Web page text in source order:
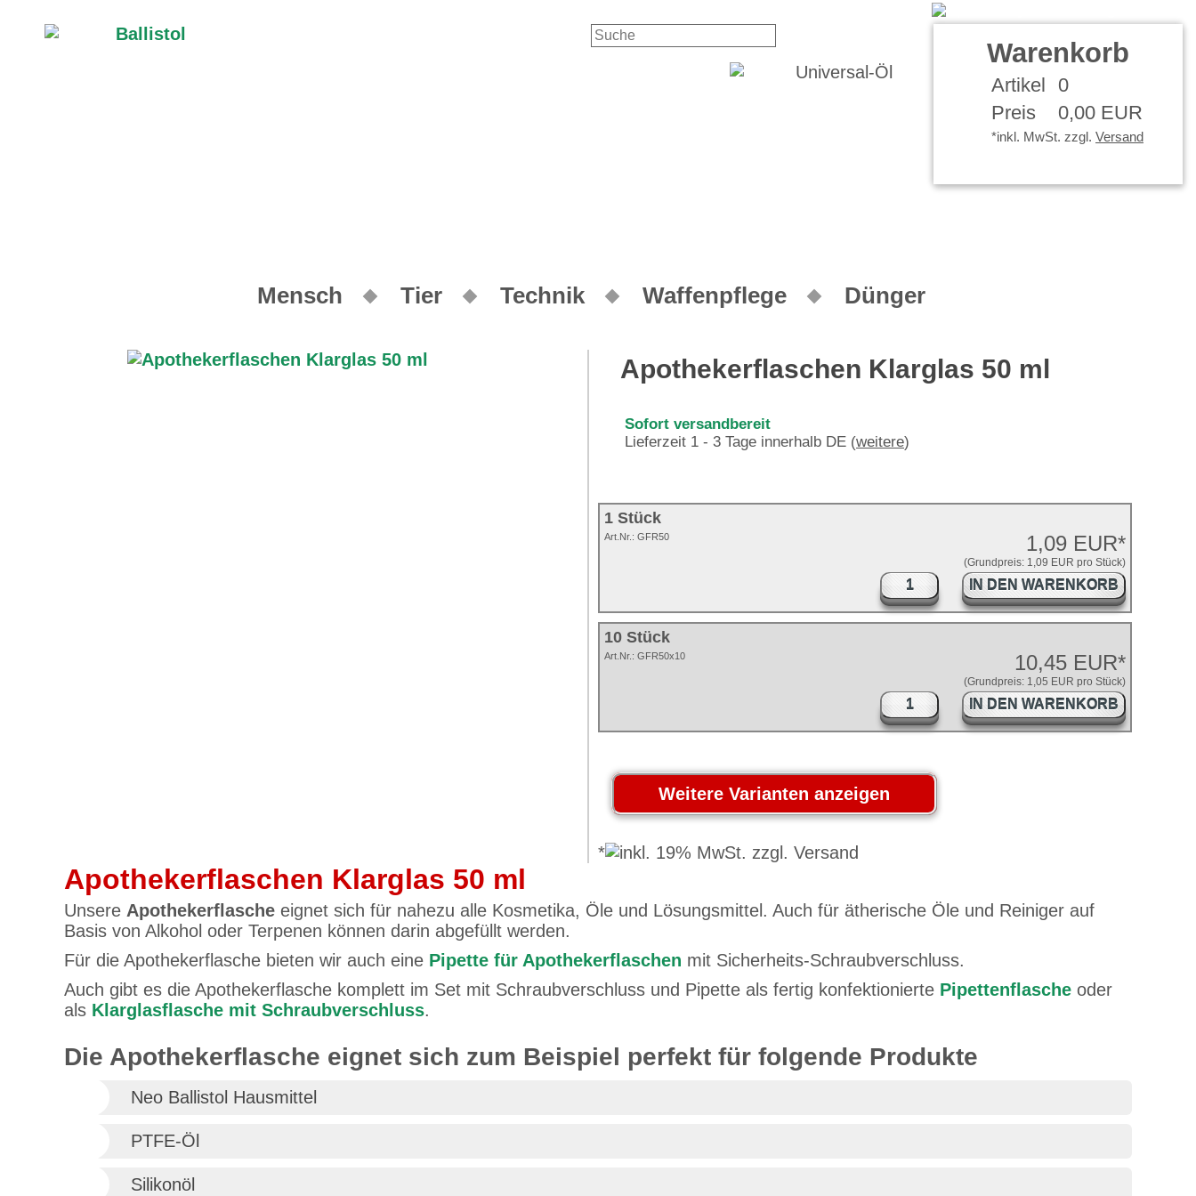
Warenkorb
Artikel
0
Preis
0,00 EUR
*inkl. MwSt. zzgl. Versand
Mensch Tier Technik Waffenpflege Dünger
Apothekerflaschen Klarglas 50 ml
Sofort versandbereit
Lieferzeit 1 - 3 Tage innerhalb DE (weitere)
1 Stück
1,09 EUR*
(Grundpreis: 1,09 EUR pro Stück)
Art.Nr.: GFR50
IN DEN WARENKORB
10 Stück
10,45 EUR*
(Grundpreis: 1,05 EUR pro Stück)
Art.Nr.: GFR50x10
IN DEN WARENKORB
*
Apothekerflaschen Klarglas 50 ml
Unsere Apothekerflasche eignet sich für nahezu alle Kosmetika, Öle und Lösungsmittel. Auch für ätherische Öle und Reiniger auf
Basis von Alkohol oder Terpenen können darin abgefüllt werden.
Für die Apothekerflasche bieten wir auch eine Pipette für Apothekerflaschen mit Sicherheits-Schraubverschluss.
Auch gibt es die Apothekerflasche komplett im Set mit Schraubverschluss und Pipette als fertig konfektionierte Pipettenflasche oder
als Klarglasflasche mit Schraubverschluss.
Die Apothekerflasche eignet sich zum Beispiel perfekt für folgende Produkte
Neo Ballistol Hausmittel
PTFE-Öl
Silikonöl